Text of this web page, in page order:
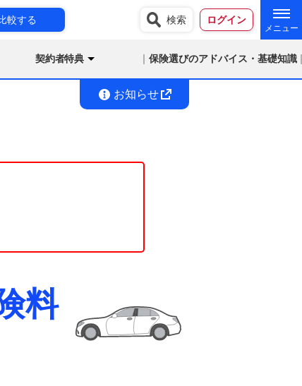
較する 検索 ログイン
契約者特典 保険選びのアドバイス・基礎知識
お知らせ
料